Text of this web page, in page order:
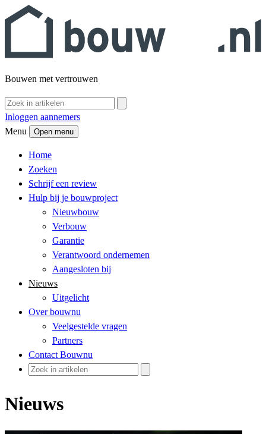
Bouwen met vertrouwen
Inloggen aannemers
Menu
Open menu
Home
Zoeken
Schrijf een review
Hulp bij je bouwproject
Nieuwbouw
Verbouw
Garantie
Verantwoord ondernemen
Aangesloten bij
Nieuws
Uitgelicht
Over bouwnu
Veelgestelde vragen
Partners
Contact Bouwnu
Nieuws